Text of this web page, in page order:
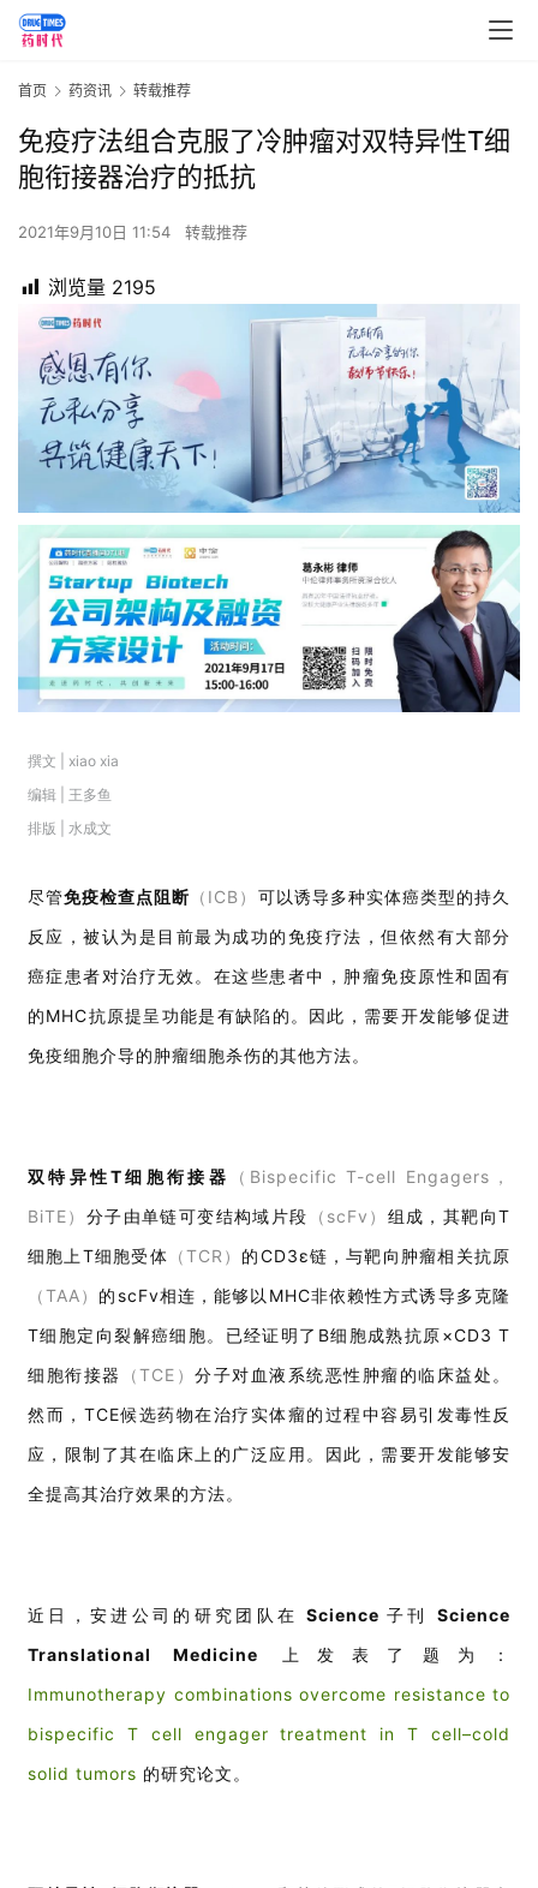
首页 药资讯 转载推荐
免疫疗法组合克服了冷肿瘤对双特异性T细
胞衔接器治疗的抵抗
2021年9月10日 11:54 转载推荐
浏览量 2195
撰文 | xiao xia
编辑 | 王多鱼
排版 | 水成文
尽管免疫检查点阻断 （ICB） 可以诱导多种实体癌类型的持久
反应，被认为是目前最为成功的免疫疗法，但依然有大部分
癌症患者对治疗无效。在这些患者中，肿瘤免疫原性和固有
的MHC抗原提呈功能是有缺陷的。因此，需要开发能够促进
免疫细胞介导的肿瘤细胞杀伤的其他方法。
双特异性T细胞衔接器
（Bispecific T-cell Engagers，
BiTE） 分子由单链可变结构域片段 （scFv） 组成，其靶向T
细胞上T细胞受体 （TCR） 的CD3ɛ链，与靶向肿瘤相关抗原
（TAA） 的scFv相连，能够以MHC非依赖性方式诱导多克隆
T细胞定向裂解癌细胞。已经证明了B细胞成熟抗原×CD3 T
细胞衔接器
（TCE） 分子对血液系统恶性肿瘤的临床益处。
然而，TCE候选药物在治疗实体瘤的过程中容易引发毒性反
应，限制了其在临床上的广泛应用。因此，需要开发能够安
全提高其治疗效果的方法。
近日，安进公司的研究团队在 Science子刊Science
Translational Medicine 上发表了题为：
Immunotherapy combinations overcome resistance to
bispecific T cell engager treatment in T cell–cold
solid tumors 的研究论文。